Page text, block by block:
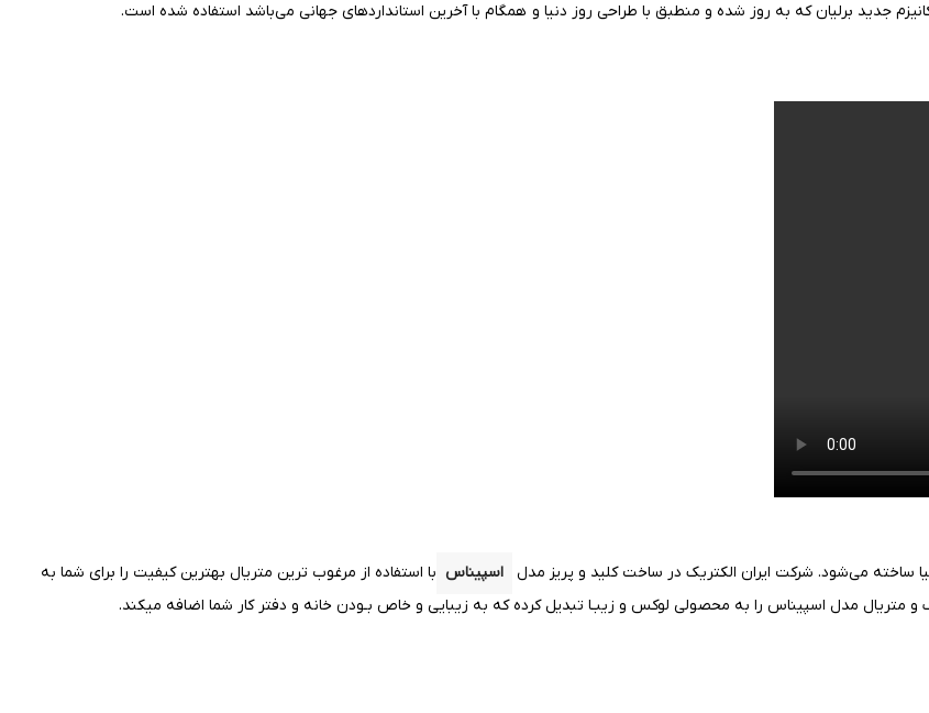
جدید برلیان که به روز شده و منطبق با طراحی روز دنیا و همگام با آخرین استانداردهای جهانی می‌باشد استفاده شده است.
ساخته می‌شود. شرکت ایران الکتریک در ساخت کلید و پریز مدل اسپیناس با استفاده از مرغوب ترین متریال بهترین کیفیت را برای شما به
مدل اسپیناس را به محصولی لوکس و زیبـا تبدیل کرده که به زیبایی و خاص بـودن خانه و دفتر کار شما اضافه میکند.